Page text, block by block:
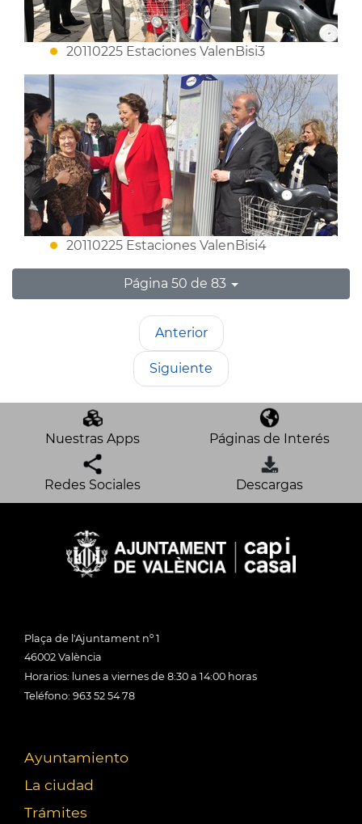
20110225 Estaciones ValenBisi3
20110225 Estaciones ValenBisi4
Página 50 de 83
Anterior
Siguiente
Nuestras Apps Páginas de Interés
Redes Sociales Descargas
Plaça de l'Ajuntament nº 1
46002 València
Horarios: lunes a viernes de 8:30 a 14:00 horas
Teléfono: 963 52 54 78
Ayuntamiento
La ciudad
Trámites